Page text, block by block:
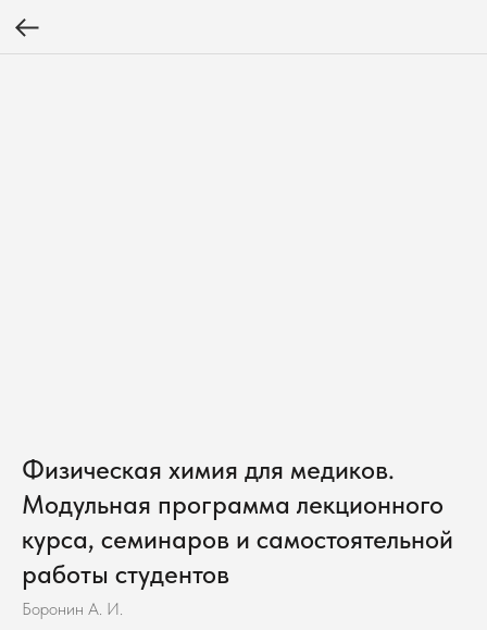
Физическая химия для медиков.
Модульная программа лекционного
курса, семинаров и самостоятельной
работы студентов
Боронин А. И.